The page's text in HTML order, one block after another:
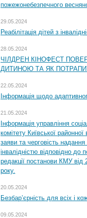
пожежонебезпечного
29.05.2024
Реабілітація дітей з
28.05.2024
ЧІЛДРЕН КІНОФЕСТ
ДИТИНОЮ ТА ЯК
22.05.2024
Інформація щодо
21.05.2024
Інформація управління
комітету Київської
заяви та черговість надання
інвалідністю відповідно
редакції постанови КМУ від
року.
20.05.2024
Безбар’єрність для всіх і
09.05.2024